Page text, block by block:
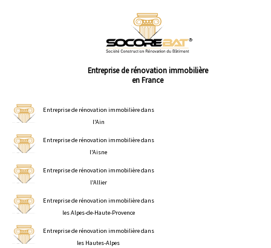
Entreprise de rénovation immobilière
en France
Entreprise de rénovation immobilière dans
l'Ain
Entreprise de rénovation immobilière dans
l'Aisne
Entreprise de rénovation immobilière dans
l'Allier
Entreprise de rénovation immobilière dans
les Alpes-de-Haute-Provence
Entreprise de rénovation immobilière dans
les Hautes-Alpes